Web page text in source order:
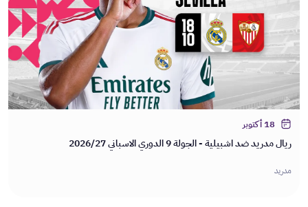
18 أكتوبر
ريال مدريد ضد اشبيلية - الجولة 9 الدوري الاسباني 2026/27
مدريد